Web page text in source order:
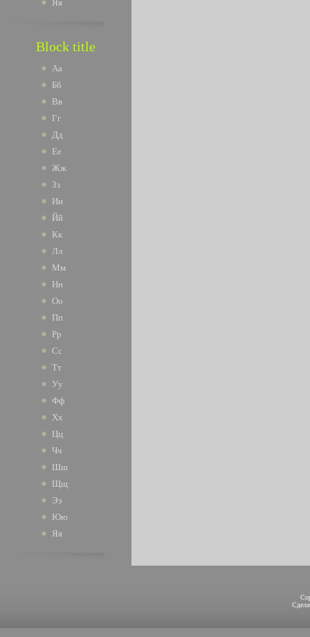
Яя
Block title
Аа
Бб
Вв
Гг
Дд
Ее
Жж
Зз
Ии
Йй
Кк
Лл
Мм
Нн
Оо
Пп
Рр
Сс
Тт
Уу
Фф
Хх
Цц
Чч
Шш
Щщ
Ээ
Юю
Яя